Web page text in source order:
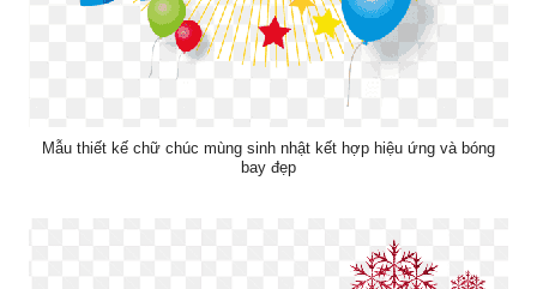
Mẫu thiết kế chữ chúc mùng sinh nhật kết hợp hiệu ứng và bóng
bay đẹp